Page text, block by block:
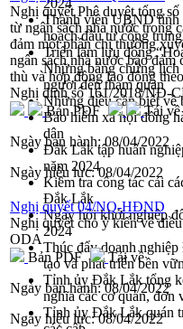
2024
Thành viên UBND tỉnh
hoạch đầu tư công
Triển lãm lưu động
Những bằng chứng
người đến tham quan
Những điều cần biết về
Bảo hiểm xã hội đồng
dân
Đắk Lắk tập huấn
năm 2024
Kiểm tra công tác cải
Đắk Lắk
Ngày hội khởi nghiệp
2024
Thúc đẩy doanh
tạo và phát triển bền
Tỉnh ủy Đắk Lắk tổng
nghĩa các cơ quan, đơn
Tỉnh ủy Đắk Lắk quán
Nghị quyết Phê duyệt tổng
từ ngân sách nhà nước trong
đảm một phần chi thường
ngân sách nhà nước bảo
thù và hợp đồng lao động
Nghị định số 161/2018/NĐ-
Bản PDF
Tải về
Ngày ban hành:08/04/2022
Ngày hiệu lực:08/04/2022
Nghị quyết 04/NQ-HĐND
Nghị quyết cho ý kiến về
ODA
Bản PDF
Tải về
Ngày ban hành:08/04/2022
Ngày hiệu lực:08/04/2022